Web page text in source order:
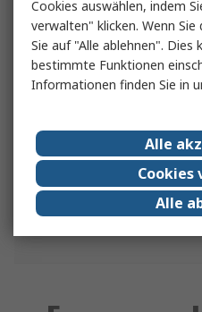
Cat III
Cat IV
Cookies auswählen, indem
verwalten" klicken. Wenn
Sie auf "Alle ablehnen". Dies
bestimmte Funktionen
Informationen finden Sie in
Alle
Cookies
Alle